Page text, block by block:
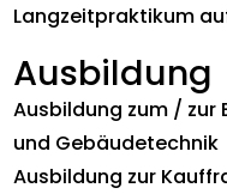
Langzeitpraktikum
Ausbildung
Ausbildung zum / zur
und Gebäudetechnik
Ausbildung zur